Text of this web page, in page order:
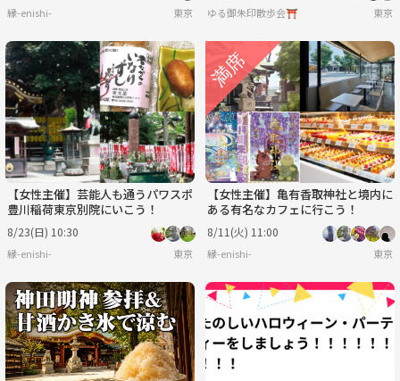
縁-enishi- 東京 ゆる御朱印散歩会⛩ 東京
【女性主催】芸能人も通うパワスポ
豊川稲荷東京別院にいこう！
8/23(日) 10:30
縁-enishi- 東京
【女性主催】亀有香取神社と境内に
ある有名なカフェに行こう！
8/11(火) 11:00
縁-enishi- 東京